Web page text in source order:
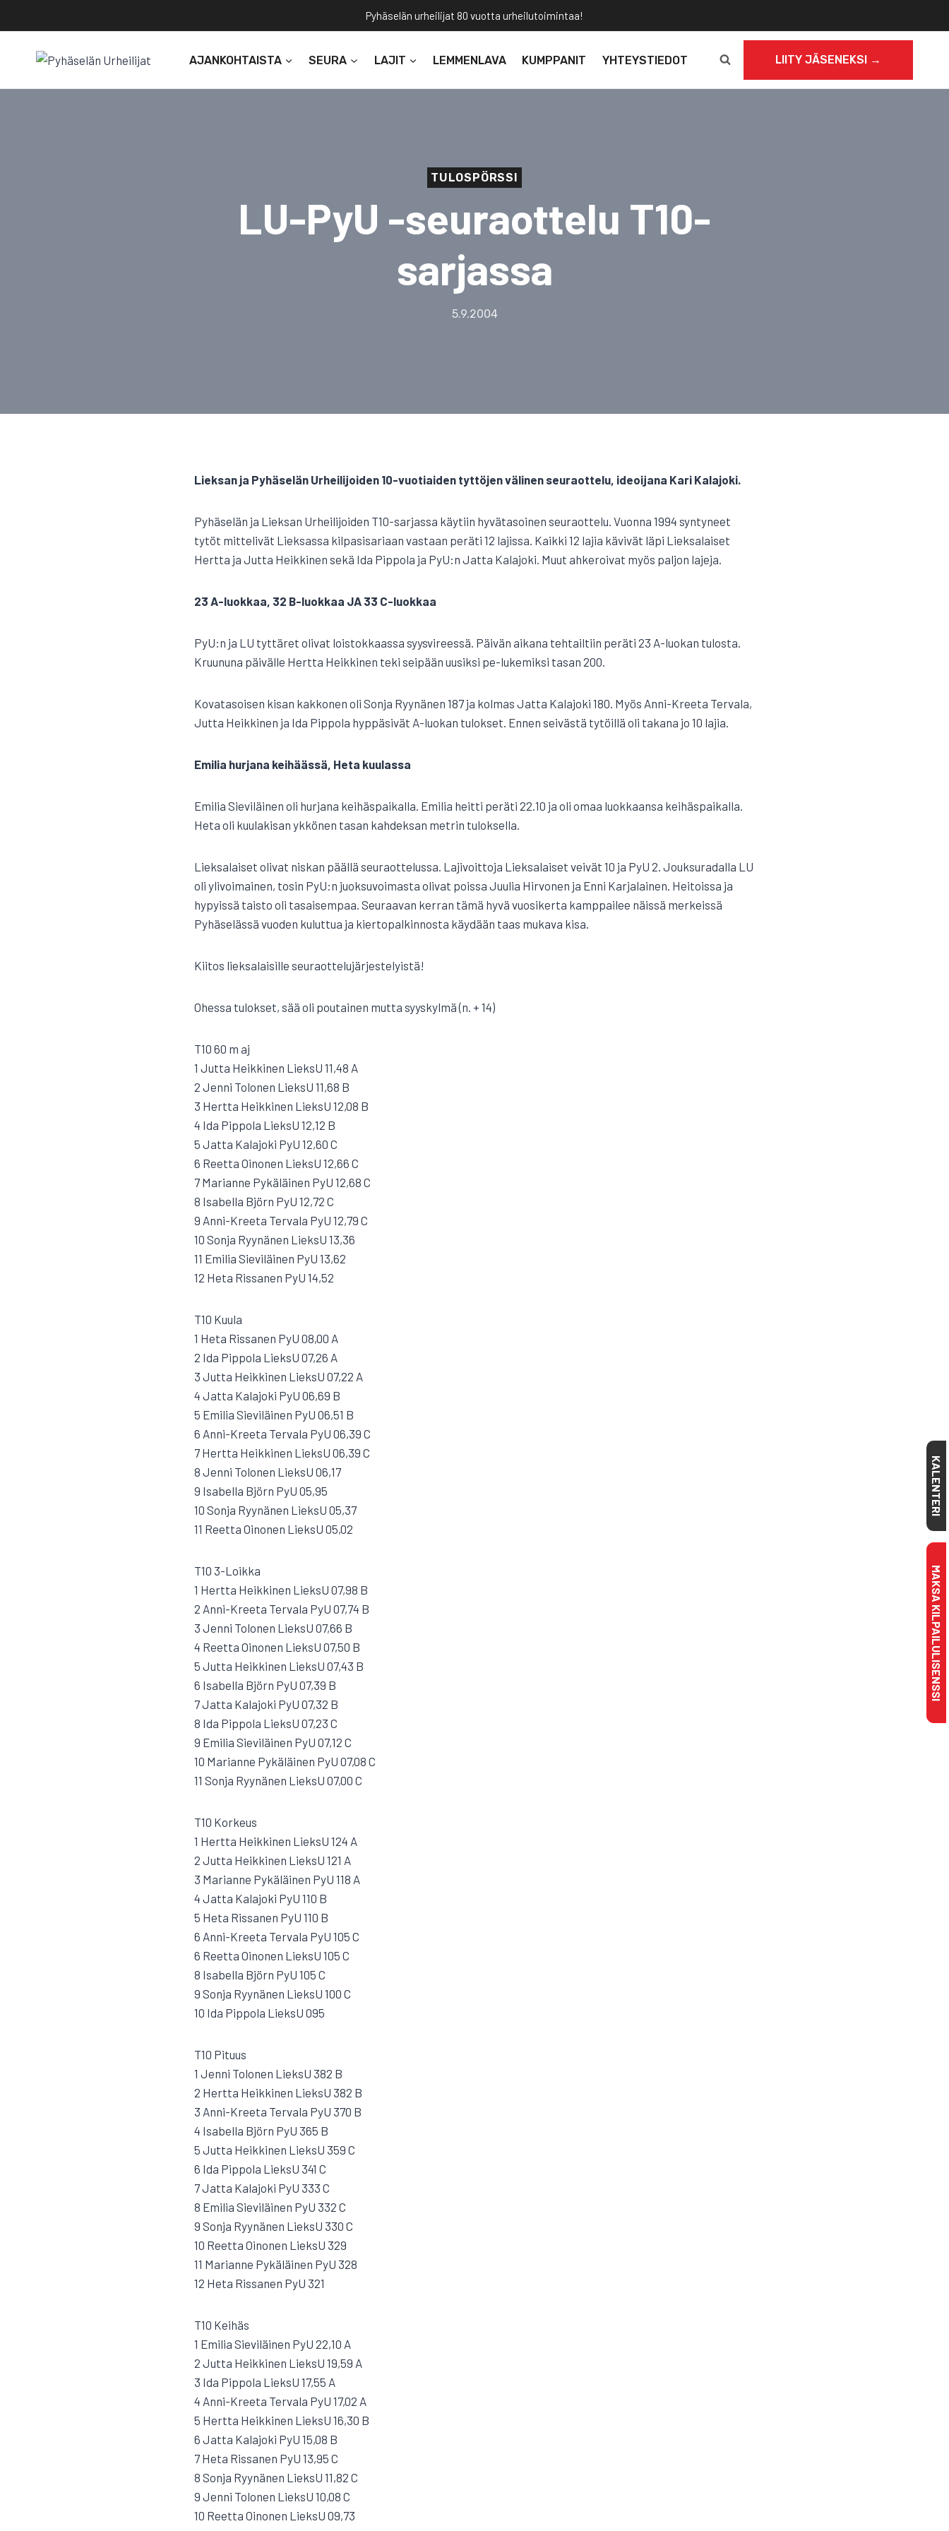
sisältöön
Pyhäselän urheilijat 80 vuotta urheilutoimintaa!
AJANKOHTAISTA SEURA LAJIT LEMMENLAVA KUMPPANIT YHTEYSTIEDOT LIITY JÄSENEKSI →
TULOSPÖRSSI
LU-PyU -seuraottelu T10-
sarjassa
5.9.2004
Lieksan ja Pyhäselän Urheilijoiden 10-vuotiaiden tyttöjen välinen seuraottelu, ideoijana Kari Kalajoki.
Pyhäselän ja Lieksan Urheilijoiden T10-sarjassa käytiin hyvätasoinen seuraottelu. Vuonna 1994 syntyneet
tytöt mittelivät Lieksassa kilpasisariaan vastaan peräti 12 lajissa. Kaikki 12 lajia kävivät läpi Lieksalaiset
Hertta ja Jutta Heikkinen sekä Ida Pippola ja PyU:n Jatta Kalajoki. Muut ahkeroivat myös paljon lajeja.
23 A-luokkaa, 32 B-luokkaa JA 33 C-luokkaa
PyU:n ja LU tyttäret olivat loistokkaassa syysvireessä. Päivän aikana tehtailtiin peräti 23 A-luokan tulosta.
Kruununa päivälle Hertta Heikkinen teki seipään uusiksi pe-lukemiksi tasan 200.
Kovatasoisen kisan kakkonen oli Sonja Ryynänen 187 ja kolmas Jatta Kalajoki 180. Myös Anni-Kreeta Tervala,
Jutta Heikkinen ja Ida Pippola hyppäsivät A-luokan tulokset. Ennen seivästä tytöillä oli takana jo 10 lajia.
Emilia hurjana keihäässä, Heta kuulassa
Emilia Sieviläinen oli hurjana keihäspaikalla. Emilia heitti peräti 22.10 ja oli omaa luokkaansa keihäspaikalla.
Heta oli kuulakisan ykkönen tasan kahdeksan metrin tuloksella.
Lieksalaiset olivat niskan päällä seuraottelussa. Lajivoittoja Lieksalaiset veivät 10 ja PyU 2. Jouksuradalla LU
oli ylivoimainen, tosin PyU:n juoksuvoimasta olivat poissa Juulia Hirvonen ja Enni Karjalainen. Heitoissa ja
hypyissä taisto oli tasaisempaa. Seuraavan kerran tämä hyvä vuosikerta kamppailee näissä merkeissä
Pyhäselässä vuoden kuluttua ja kiertopalkinnosta käydään taas mukava kisa.
Kiitos lieksalaisille seuraottelujärjestelyistä!
Ohessa tulokset, sää oli poutainen mutta syyskylmä (n. + 14)
T10 60 m aj
1 Jutta Heikkinen LieksU 11,48 A
2 Jenni Tolonen LieksU 11,68 B
3 Hertta Heikkinen LieksU 12,08 B
4 Ida Pippola LieksU 12,12 B
5 Jatta Kalajoki PyU 12,60 C
6 Reetta Oinonen LieksU 12,66 C
7 Marianne Pykäläinen PyU 12,68 C
8 Isabella Björn PyU 12,72 C
9 Anni-Kreeta Tervala PyU 12,79 C
10 Sonja Ryynänen LieksU 13,36
11 Emilia Sieviläinen PyU 13,62
12 Heta Rissanen PyU 14,52
T10 Kuula
1 Heta Rissanen PyU 08,00 A
2 Ida Pippola LieksU 07,26 A
3 Jutta Heikkinen LieksU 07,22 A
4 Jatta Kalajoki PyU 06,69 B
5 Emilia Sieviläinen PyU 06,51 B
6 Anni-Kreeta Tervala PyU 06,39 C
7 Hertta Heikkinen LieksU 06,39 C
8 Jenni Tolonen LieksU 06,17
9 Isabella Björn PyU 05,95
10 Sonja Ryynänen LieksU 05,37
11 Reetta Oinonen LieksU 05,02
T10 3-Loikka
1 Hertta Heikkinen LieksU 07,98 B
2 Anni-Kreeta Tervala PyU 07,74 B
3 Jenni Tolonen LieksU 07,66 B
4 Reetta Oinonen LieksU 07,50 B
5 Jutta Heikkinen LieksU 07,43 B
6 Isabella Björn PyU 07,39 B
7 Jatta Kalajoki PyU 07,32 B
8 Ida Pippola LieksU 07,23 C
9 Emilia Sieviläinen PyU 07,12 C
10 Marianne Pykäläinen PyU 07,08 C
11 Sonja Ryynänen LieksU 07,00 C
T10 Korkeus
1 Hertta Heikkinen LieksU 124 A
2 Jutta Heikkinen LieksU 121 A
3 Marianne Pykäläinen PyU 118 A
4 Jatta Kalajoki PyU 110 B
5 Heta Rissanen PyU 110 B
6 Anni-Kreeta Tervala PyU 105 C
6 Reetta Oinonen LieksU 105 C
8 Isabella Björn PyU 105 C
9 Sonja Ryynänen LieksU 100 C
10 Ida Pippola LieksU 095
T10 Pituus
1 Jenni Tolonen LieksU 382 B
2 Hertta Heikkinen LieksU 382 B
3 Anni-Kreeta Tervala PyU 370 B
4 Isabella Björn PyU 365 B
5 Jutta Heikkinen LieksU 359 C
6 Ida Pippola LieksU 341 C
7 Jatta Kalajoki PyU 333 C
8 Emilia Sieviläinen PyU 332 C
9 Sonja Ryynänen LieksU 330 C
10 Reetta Oinonen LieksU 329
11 Marianne Pykäläinen PyU 328
12 Heta Rissanen PyU 321
T10 Keihäs
1 Emilia Sieviläinen PyU 22,10 A
2 Jutta Heikkinen LieksU 19,59 A
3 Ida Pippola LieksU 17,55 A
4 Anni-Kreeta Tervala PyU 17,02 A
5 Hertta Heikkinen LieksU 16,30 B
6 Jatta Kalajoki PyU 15,08 B
7 Heta Rissanen PyU 13,95 C
8 Sonja Ryynänen LieksU 11,82 C
9 Jenni Tolonen LieksU 10,08 C
10 Reetta Oinonen LieksU 09,73
KALENTERI
MAKSA KILPAILULISENSSI